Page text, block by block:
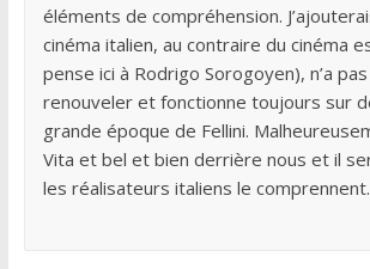
éléments de compréhension.
cinéma italien, au contraire du cinéma
pense ici à Rodrigo Sorogoyen), n’a
renouveler et fonctionne toujours sur
grande époque de Fellini.
Vita et bel et bien derrière nous et il
les réalisateurs italiens le